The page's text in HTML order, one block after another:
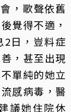
，歌聲依舊
覺得不適，
2日，豈料症
，甚至出現
單純的她立
感病毒，醫
議她住院休